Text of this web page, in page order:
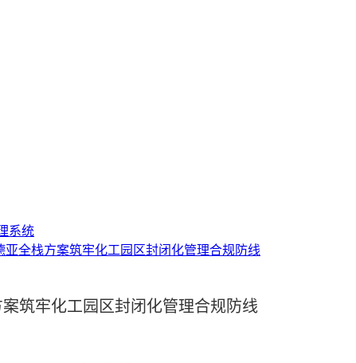
系统
亚全栈方案筑牢化工园区封闭化管理合规防线
筑牢化工园区封闭化管理合规防线